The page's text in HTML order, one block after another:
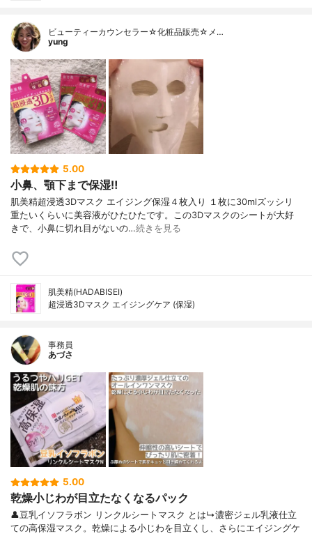
ビューティーカウンセラー☆化粧品販売☆メ…
yung
5.00
小鼻、顎下まで保湿‼︎
肌美精超浸透3Dマスク エイジング保湿４枚入り １枚に30mlズッシリ
重たいくらいに美容液がひたひたです。この3Dマスクのシートが大好
きで、小鼻に切れ目がないの…続きを見る
肌美精(HADABISEI)
超浸透3Dマスク エイジングケア (保湿)
事務員
あづさ
5.00
乾燥小じわが目立たなくなるパック
👤豆乳イソフラボン リンクルシートマスク とは↳濃密ジェル乳液仕立
ての高保湿マスク。乾燥による小じわを目立くし、さらにエイジングケ